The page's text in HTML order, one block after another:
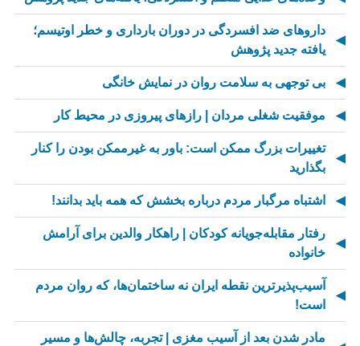
داروهای ضد افسردگی در دوران بارداری و خطر اوتیسم؛
یافته جدید پژوهش
بی توجهی به سلامت روان در نمایش خانگی
موفقیت شغلی مردان | رازهای پیروزی در محیط کار
تغییرات بزرگ ممکن است: باور به غیرممکن بودن را کنار
بگذارید
اشتباه مرگبار مردم درباره بخشش که همه باید بدانند!
رفتار مقابله‌جویانه کودکان | راهکار والدین برای آرامش
خانواده
آسیب‌پذیرترین نقطه ایران نه ساختمان‌ها، که روان مردم
است!
مادر شدن بعد از آسیب مغزی | تجربه، چالش‌ها و مسیر